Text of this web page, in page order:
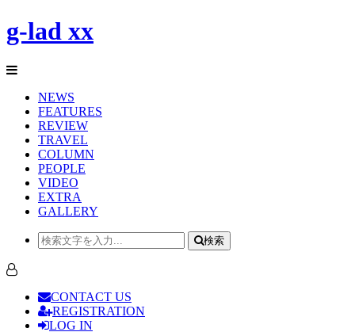
g-lad xx
NEWS
FEATURES
REVIEW
TRAVEL
COLUMN
PEOPLE
VIDEO
EXTRA
GALLERY
検索
CONTACT US
REGISTRATION
LOG IN